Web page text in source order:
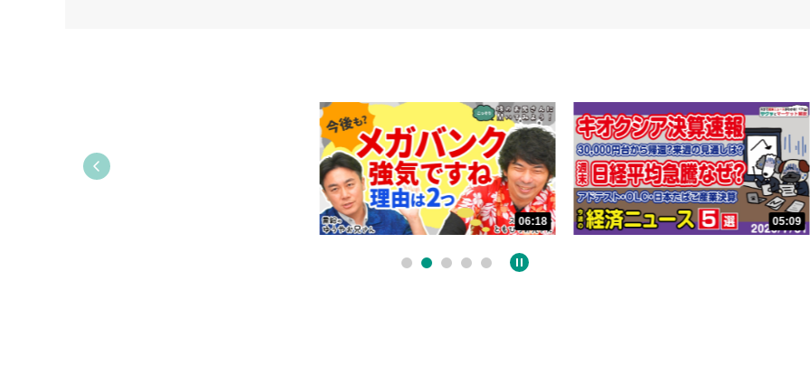
05:09 32:02